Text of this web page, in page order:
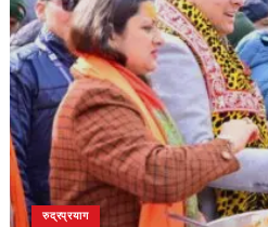
उत्तराखंड
देश
रुद्रप्रयाग